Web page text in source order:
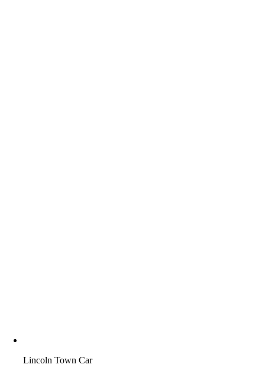
Lincoln Town Car